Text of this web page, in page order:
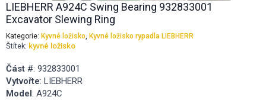
LIEBHERR A924C Swing Bearing 932833001
Excavator Slewing Ring
Kategorie: Kyvné ložisko, Kyvné ložisko rypadla LIEBHERR
Štítek: kyvné ložisko
Část #: 932833001
Vytvořte: LIEBHERR
Model: A924C